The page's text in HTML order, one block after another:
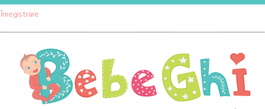
Înregistrare